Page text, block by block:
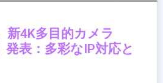
新4K多目的カメラ
発表：多彩なIP対応と